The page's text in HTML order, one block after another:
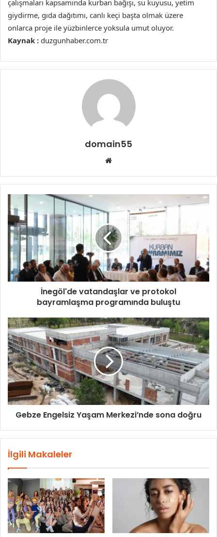
çalışmaları kapsamında kurban bağışı, su kuyusu, yetim
giydirme, gıda dağıtımı, canlı keçi başta olmak üzere
onlarca proje ile yüzbinlerce yoksula umut oluyor.
Kaynak : duzgunhaber.com.tr
domain55
Web
İnegöl'de vatandaşlar ve protokol
bayramlaşma programında buluştu
Gebze Engelsiz Yaşam Merkezi’nde sona doğru
İlgili Makaleler